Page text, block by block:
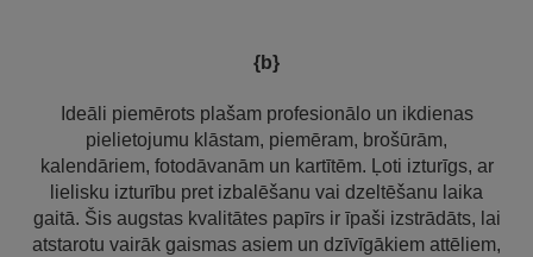
{b}
Ideāli piemērots plašam profesionālo un ikdienas
pielietojumu klāstam, piemēram, brošūrām,
kalendāriem, fotodāvanām un kartītēm. Ļoti izturīgs, ar
lielisku izturību pret izbalēšanu vai dzeltēšanu laika
gaitā. Šis augstas kvalitātes papīrs ir īpaši izstrādāts, lai
atstarotu vairāk gaismas asiem un dzīvīgākiem attēliem,